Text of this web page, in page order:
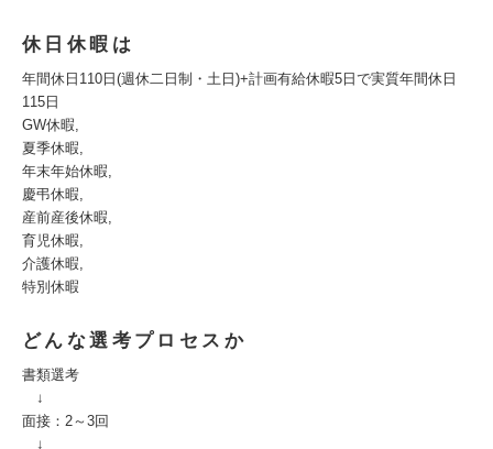
休日休暇は
年間休日110日(週休二日制・土日)+計画有給休暇5日で実質年間休日
115日
GW休暇,
夏季休暇,
年末年始休暇,
慶弔休暇,
産前産後休暇,
育児休暇,
介護休暇,
特別休暇
どんな選考プロセスか
書類選考
↓
面接：2～3回
↓